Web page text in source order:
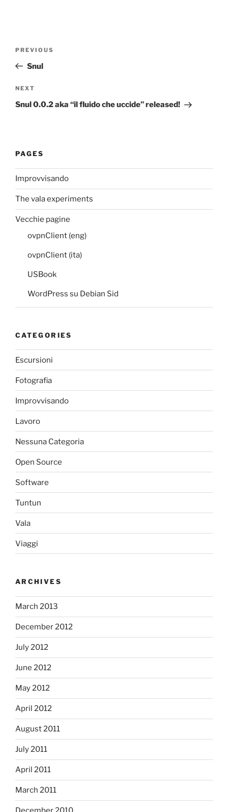
Previous
Post
PREVIOUS
Snul
Next
Post
NEXT
Snul 0.0.2 aka “il fluido che uccide” released!
PAGES
Improvvisando
The vala experiments
Vecchie pagine
ovpnClient (eng)
ovpnClient (ita)
USBook
WordPress su Debian Sid
CATEGORIES
Escursioni
Fotografia
Improvvisando
Lavoro
Nessuna Categoria
Open Source
Software
Tuntun
Vala
Viaggi
ARCHIVES
March 2013
December 2012
July 2012
June 2012
May 2012
April 2012
August 2011
July 2011
April 2011
March 2011